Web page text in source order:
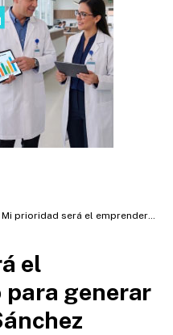
Mi prioridad será el emprenderismo para generar empleo: Belén Sánchez
el
para generar